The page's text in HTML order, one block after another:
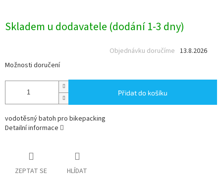
Skladem u dodavatele (dodání 1-3 dny)
13.8.2026
Objednávku doručíme
Možnosti doručení
Přidat do košíku
vodotěsný batoh pro bikepacking
Detailní informace
ZEPTAT SE HLÍDAT